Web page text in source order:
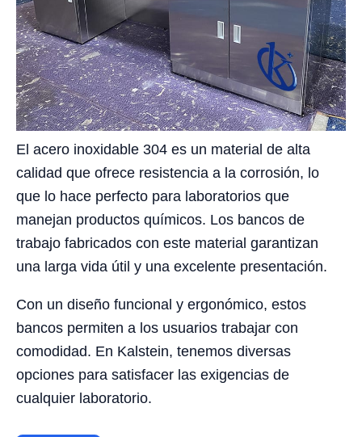
El acero inoxidable 304 es un material de alta
calidad que ofrece resistencia a la corrosión, lo
que lo hace perfecto para laboratorios que
manejan productos químicos. Los bancos de
trabajo fabricados con este material garantizan
una larga vida útil y una excelente presentación.
Con un diseño funcional y ergonómico, estos
bancos permiten a los usuarios trabajar con
comodidad. En Kalstein, tenemos diversas
opciones para satisfacer las exigencias de
cualquier laboratorio.